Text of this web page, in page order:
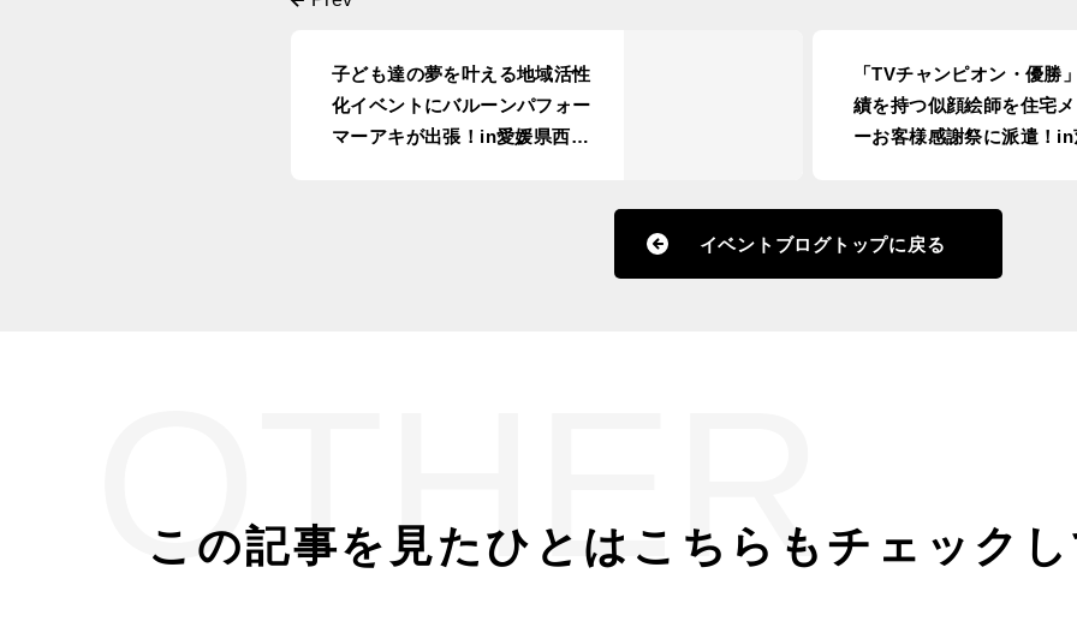
子ども達の夢を叶える地域活性
化イベントにバルーンパフォー
マーアキが出張！in愛媛県西予
「TVチャンピオン・優勝
績を持つ似顔絵師を住宅
ーお客様感謝祭に派遣！
イベントブログトップに戻る
OTHER
この記事を見たひとは こちらもチェック